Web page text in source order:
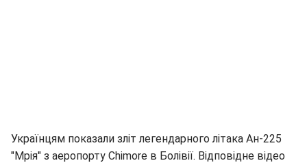
Українцям показали зліт легендарного літака Ан-225
"Мрія" з аеропорту Chimore в Болівії. Відповідне відео